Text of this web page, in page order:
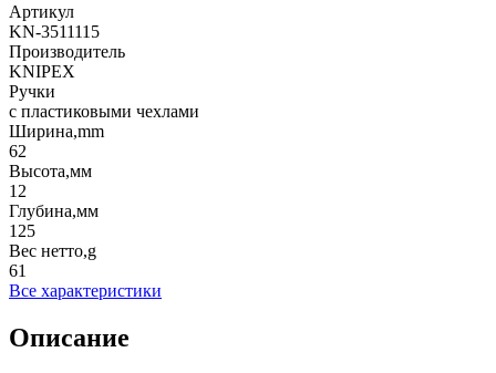
Артикул
KN-3511115
Производитель
KNIPEX
Ручки
с пластиковыми чехлами
Ширина,mm
62
Высота,мм
12
Глубина,мм
125
Вес нетто,g
61
Все характеристики
Описание